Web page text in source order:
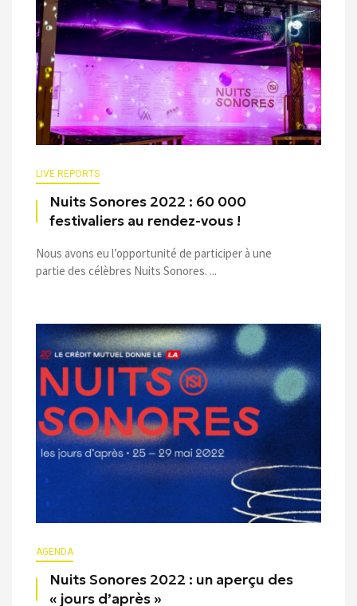
LIVE REPORTS
Nuits Sonores 2022 : 60 000
festivaliers au rendez-vous !
Nous avons eu l’opportunité de participer à une
partie des célèbres Nuits Sonores. ...
AGENDA
Nuits Sonores 2022 : un aperçu des
« jours d’après »